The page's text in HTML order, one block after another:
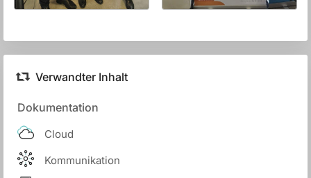
Verwandter Inhalt
Dokumentation
Cloud
Kommunikation